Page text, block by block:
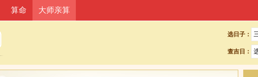
选日子：
查吉日：
算命 大师亲算